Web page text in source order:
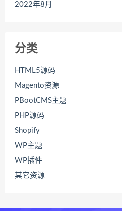
2022年8月
分类
HTML5源码
Magento资源
PBootCMS主题
PHP源码
Shopify
WP主题
WP插件
其它资源